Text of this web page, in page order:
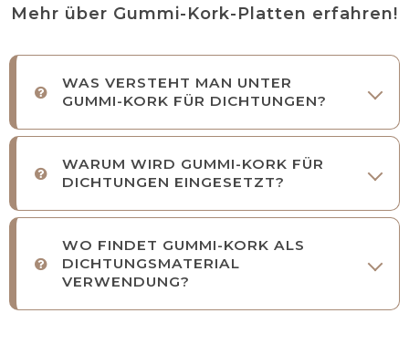
Mehr über Gummi-Kork-Platten erfahren!
WAS VERSTEHT MAN UNTER
GUMMI-KORK FÜR DICHTUNGEN?
WARUM WIRD GUMMI-KORK FÜR
DICHTUNGEN EINGESETZT?
WO FINDET GUMMI-KORK ALS
DICHTUNGSMATERIAL
VERWENDUNG?